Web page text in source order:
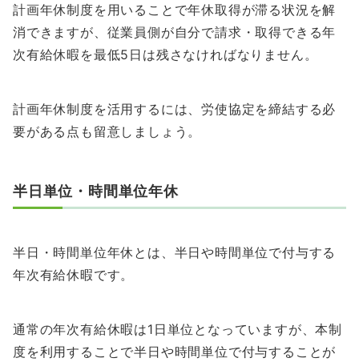
計画年休制度を用いることで年休取得が滞る状況を解
消できますが、従業員側が自分で請求・取得できる年
次有給休暇を最低5日は残さなければなりません。
計画年休制度を活用するには、労使協定を締結する必
要がある点も留意しましょう。
半日単位・時間単位年休
半日・時間単位年休とは、半日や時間単位で付与する
年次有給休暇です。
通常の年次有給休暇は1日単位となっていますが、本制
度を利用することで半日や時間単位で付与することが